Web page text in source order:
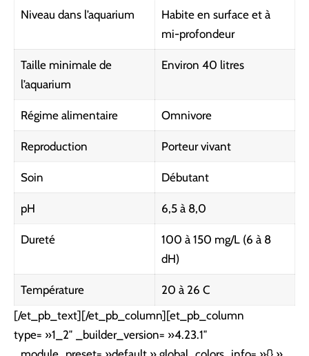
Niveau dans l’aquarium
Habite en surface et à
mi-profondeur
Taille minimale de
l’aquarium
Environ 40 litres
Régime alimentaire Omnivore
Reproduction Porteur vivant
Soin Débutant
pH 6,5 à 8,0
Dureté
100 à 150 mg/L (6 à 8
dH)
Température
20 à 26 C
[/et_pb_text][/et_pb_column][et_pb_column
type= »1_2″ _builder_version= »4.23.1″